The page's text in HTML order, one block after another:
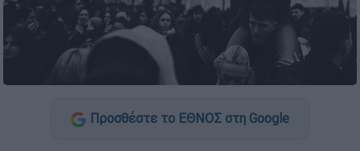
Προσθέστε το ΕΘΝΟΣ στη Google